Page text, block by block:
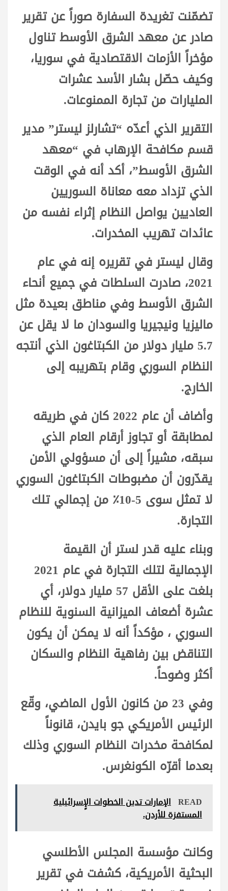
تضمّنت تغريدة السفارة صوراً عن تقرير
صادر عن معهد الشرق الأوسط تناول
مؤخراً الأزمات الاقتصادية في سوريا،
وكيف حصّل بشار الأسد عشرات
المليارات من تجارة الممنوعات.
التقرير الذي أعدّه “تشارلز ليستر” مدير
قسم مكافحة الإرهاب في “معهد
الشرق الأوسط”، أكد أنه في الوقت
الذي تزداد معه معاناة السوريين
العاديين يواصل النظام إثراء نفسه من
عائدات تهريب المخدرات.
وقال ليستر في تقريره إنه في عام
2021، صادرت السلطات في جميع أنحاء
الشرق الأوسط وفي مناطق بعيدة مثل
ماليزيا ونيجيريا والسودان ما لا يقل عن
5.7 مليار دولار من الكبتاغون الذي أنتجه
النظام السوري وقام بتهريبه إلى
الخارج.
وأضاف أن عام 2022 كان في طريقه
لمطابقة أو تجاوز أرقام العام الذي
سبقه، مشيراً إلى أن مسؤولي الأمن
يقدّرون أن مضبوطات الكبتاغون السوري
لا تمثل سوى 5-10٪ من إجمالي تلك
التجارة.
وبناء عليه قدر لستر أن القيمة
الإجمالية لتلك التجارة في عام 2021
بلغت على الأقل 57 مليار دولار، أي
عشرة أضعاف الميزانية السنوية للنظام
السوري ، مؤكداً أنه لا يمكن أن يكون
التناقض بين رفاهية النظام والسكان
أكثر وضوحاً.
وفي 23 من كانون الأول الماضي، وقّع
الرئيس الأمريكي جو بايدن، قانوناً
لمكافحة مخدرات النظام السوري وذلك
بعدما أقرّه الكونغرس.
READ الإمارات تدين الخطوات الإٍسرائيلية
المستفزة للأردن.
وكانت مؤسسة المجلس الأطلسي
البحثية الأمريكية، كشفت في تقرير